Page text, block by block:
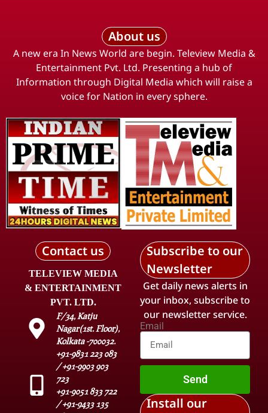
About us
A new era In News World are begin. Teleview Media &
Entertainment Pvt. Ltd. Presenting a hub of
Information through Digital Media which will raise a
voice for Nation in every sphere.
Contact us
TELEVIEW MEDIA
& ENTERTAINMENT
PVT. LTD.
F/34, Katju
Nagar(1st. Floor),
Kolkata -700032.
+91-9831 223 083
/ +91-9903 903
723
+91-9051 833 722
/ +91-9433 135
Subscribe to our
Newsletter
Get daily news alerts in
your inbox, subscribe to
our newsletter service.
Email
Send
Install our